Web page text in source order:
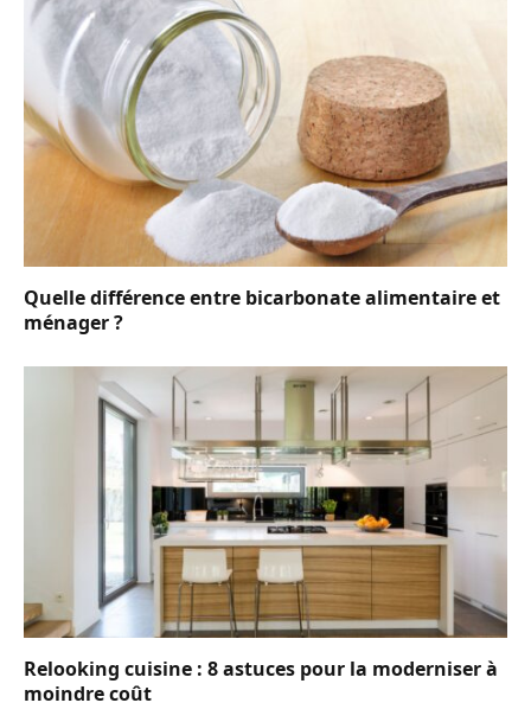
Quelle différence entre bicarbonate alimentaire et
ménager ?
Relooking cuisine : 8 astuces pour la moderniser à
moindre coût